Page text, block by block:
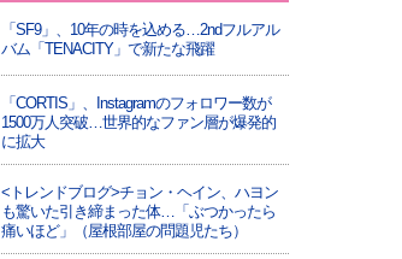
「SF9」、10年の時を込める…2ndフルアル
バム「TENACITY」で新たな飛躍
「CORTIS」、Instagramのフォロワー数が
1500万人突破…世界的なファン層が爆発的
に拡大
<トレンドブログ>チョン・ヘイン、ハヨン
も驚いた引き締まった体…「ぶつかったら
痛いほど」（屋根部屋の問題児たち）